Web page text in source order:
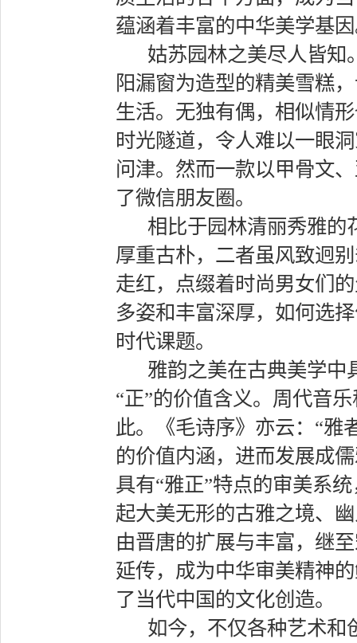
蕴涵着丰富的中华美学基
姑苏园林之美尽人皆知
阳漏窗为造型的精美雪糕
生活。无独有偶，相似情
时光隧道，令人难以一眼
问津。然而一款以甲骨文
了微信朋友圈。
相比于园林清丽秀雅的
厚重古朴，二者虽风致迥
走红，点缀着时尚男女们
多姿和丰富深厚，如何选
时代课题。
雅韵之美在古典美学中
“正”的价值含义。周代音
此。《毛诗序》亦云：“雅
的价值内涵，进而发展成
具有“雅正”特点的审美系
起大美无形的古雅之境、
由晋唐的扩展与丰富，继
延传，成为中华审美精神
了当代中国的文化创造。
如今，不仅各种艺术和